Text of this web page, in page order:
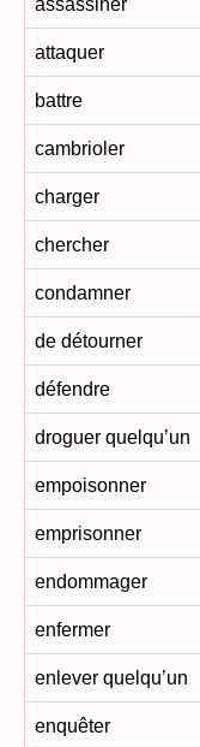
attaquer
battre
cambrioler
charger
chercher
condamner
de détourner
défendre
droguer quelqu’un
empoisonner
emprisonner
endommager
enfermer
enlever quelqu’un
enquêter